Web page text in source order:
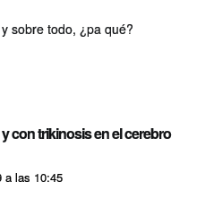
sobre todo, ¿pa qué?
con trikinosis en el cerebro
a las 10:45